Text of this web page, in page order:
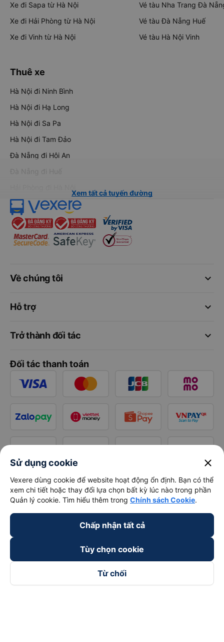
Xe đi Sapa từ Hà Nội
Xe đi Hải Phòng từ Hà Nội
Xe đi Vinh từ Hà Nội
Vé tàu Nha Trang Đà
Vé tàu Đà Nẵng Huế
Vé tàu Hà Nội Vinh
Thuê xe
Hà Nội đi Ninh Bình
Hà Nội đi Hạ Long
Hà Nội đi Sa Pa
Hà Nội đi Tam Đảo
Đà Nẵng đi Hội An
Đà Nẵng đi Huế
Xem tất cả tuyến đường
keyboard_arrow_down
Về chúng tôi
keyboard_arrow_down
Hỗ trợ
keyboard_arrow_down
Trở thành đối tác
Đối tác thanh toán
Sử dụng cookie close
Vexere dùng cookie để website hoạt động ổn định. Bạn có thể
xem chi tiết hoặc thay đổi lựa chọn bất kỳ lúc nào trong phần
Quản lý cookie. Tìm hiểu thêm trong Chính sách Cookie.
Chấp nhận tất cả
Tùy chọn cookie
Từ chối